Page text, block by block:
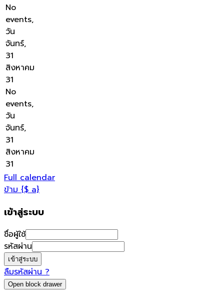
No
events,
วัน
จันทร์,
31
สิงหาคม
31
No
events,
วัน
จันทร์,
31
สิงหาคม
31
Full calendar
ข้าม {$ a}
เข้าสู่ระบบ
ชื่อผู้ใช้
รหัสผ่าน
ลืมรหัสผ่าน ?
Open block drawer